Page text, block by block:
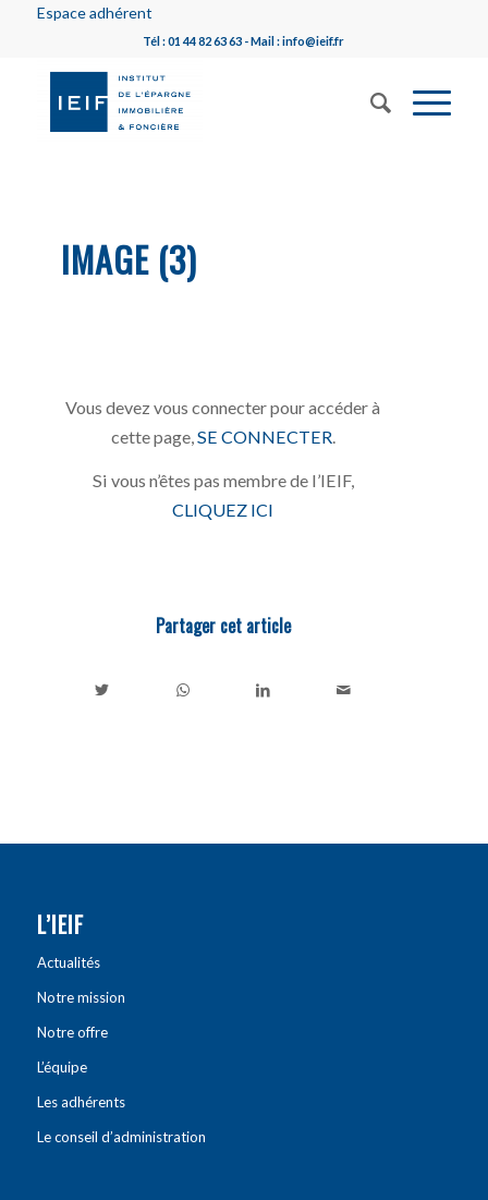
Espace adhérent
Tél : 01 44 82 63 63 - Mail : info@ieif.fr
IMAGE (3)
Vous devez vous connecter pour accéder à
cette page, SE CONNECTER
Si vous n’êtes pas membre de l’IEIF,
CLIQUEZ ICI
Partager cet article
L’IEIF
Actualités
Notre mission
Notre offre
L’équipe
Les adhérents
Le conseil d’administration